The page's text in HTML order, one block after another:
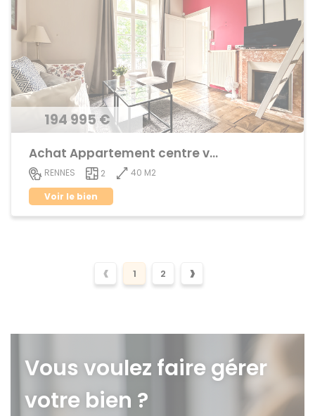
194 995 €
Achat Appartement centre ville
RENNES 2
40 M2
Voir le bien
‹ 1 2 ›
Vous voulez faire gérer
votre bien ?